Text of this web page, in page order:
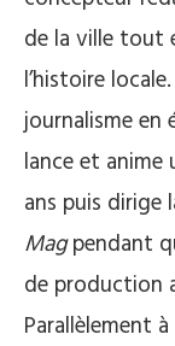
de la ville tout
l’histoire
journalisme en
lance et
ans puis dirige
Magpendant
de production
Parallèlement